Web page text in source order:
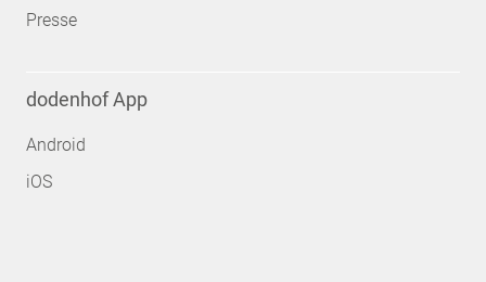
Presse
dodenhof App
Android
iOS